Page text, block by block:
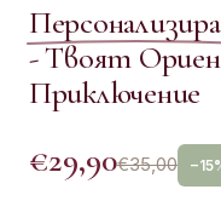
- Твоят
Приключение
€29,90€35,00
ТЕЛЕФОН *